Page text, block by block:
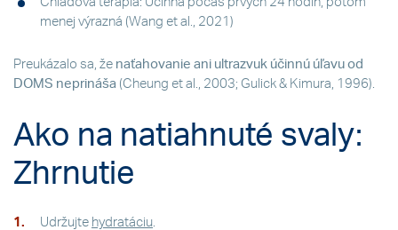
menej výrazná (Wang et al., 2021)
Preukázalo sa, že naťahovanie ani ultrazvuk účinnú úľavu od
DOMS neprináša (Cheung et al., 2003; Gulick & Kimura, 1996).
Ako na natiahnuté svaly:
Zhrnutie
Udržujte hydratáciu